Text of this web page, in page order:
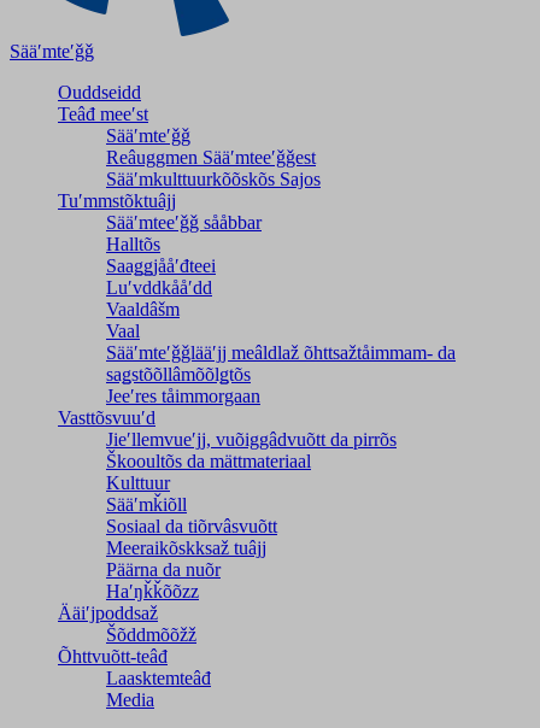
Sääʹmteʹǧǧ
Ouddseidd
Teâđ meeʹst
Sääʹmteʹǧǧ
Reâuggmen Sääʹmteeʹǧǧest
Sääʹmkulttuurkõõskõs Sajos
Tuʹmmstõktuâjj
Sääʹmteeʹǧǧ sååbbar
Halltõs
Saaǥǥjååʹđteei
Luʹvddkååʹdd
Vaaldâšm
Vaal
Sääʹmteʹǧǧlääʹjj meâldlaž õhttsažtåimmam- da
saǥstõõllâmõõlǥtõs
Jeeʹres tåimmorgaan
Vasttõsvuuʹd
Jieʹllemvueʹjj, vuõiggâdvuõtt da pirrõs
Škooultõs da mättmateriaal
Kulttuur
Sääʹmǩiõll
Sosiaal da tiõrvâsvuõtt
Meeraikõskksaž tuâjj
Päärna da nuõr
Haʹŋǩǩõõzz
Ääiʹjpoddsaž
Šõddmõõžž
Õhttvuõtt-teâđ
Laasktemteâđ
Media